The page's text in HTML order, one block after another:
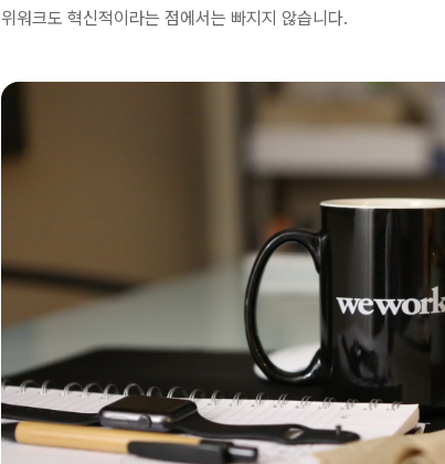
위워크도 혁신적이라는 점에서는 빠지지 않습니다.